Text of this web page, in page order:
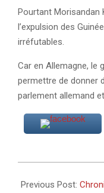
Pourtant Morisandan
l’expulsion des
irréfutables.
Car en Allemagne, le
permettre de donner
parlement allemand
05-
Previous Post: